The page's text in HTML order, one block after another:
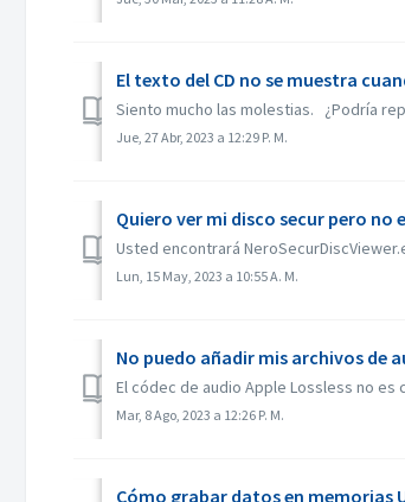
El texto del CD no se muestra
Siento mucho las molestias. ¿Podría
Jue, 27 Abr, 2023 a 12:29 P. M.
Quiero ver mi disco secur pero no
Usted encontrará
Lun, 15 May, 2023 a 10:55 A. M.
No puedo añadir mis archivos de
El códec de audio Apple Lossless no
Mar, 8 Ago, 2023 a 12:26 P. M.
Cómo grabar datos en memorias